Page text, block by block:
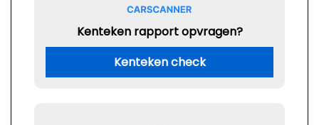
Kenteken rapport opvragen?
Kenteken check